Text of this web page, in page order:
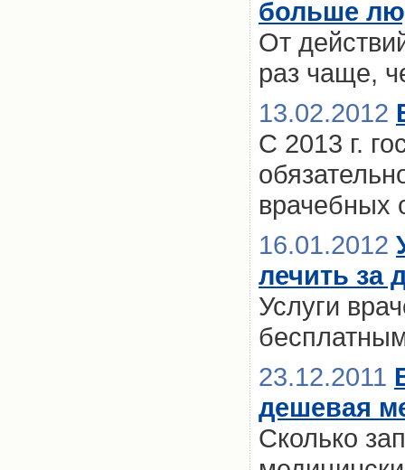
больше
От
раз чаще,
13.02.2012
С 2013 г.
врачебных
16.01.2012
лечить за
Услуги
23.12.2011
дешевая
Сколько